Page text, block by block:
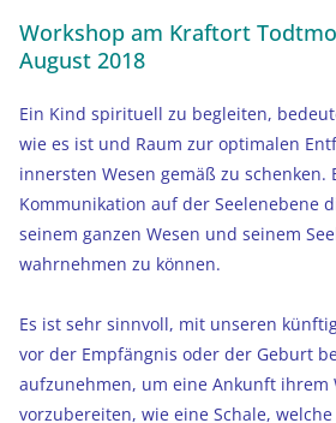
Workshop am Kraftort
August 2018
Ein Kind spirituell zu begleiten,
wie es ist und Raum zur optimalen
innersten Wesen gemäß zu schenken.
Kommunikation auf der Seelenebene
seinem ganzen Wesen und seinem
wahrnehmen zu können.
Es ist sehr sinnvoll, mit unseren
vor der Empfängnis oder der Geburt
aufzunehmen, um eine Ankunft ihrem
vorzubereiten, wie eine Schale,